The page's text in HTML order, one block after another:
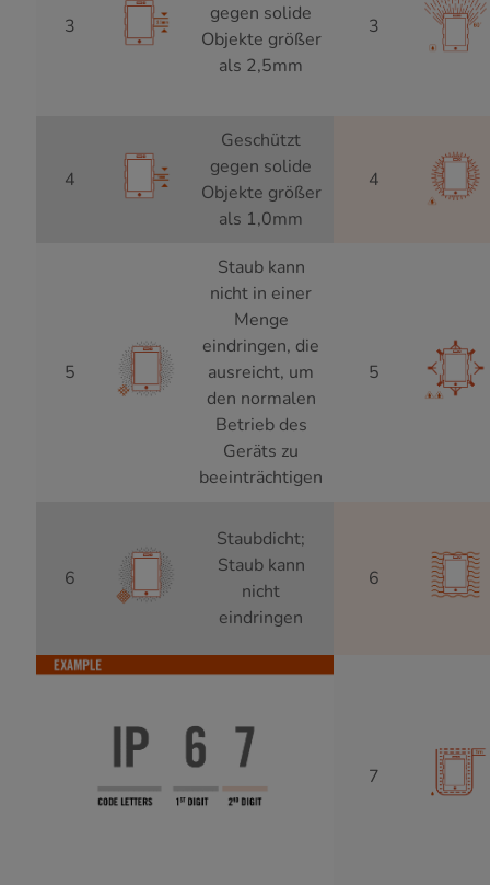
3
gegen solide
Objekte größer
als 2,5mm
3
4
Geschützt
gegen solide
Objekte größer
als 1,0mm
4
5
Staub kann
nicht in einer
Menge
eindringen, die
ausreicht, um
den normalen
Betrieb des
Geräts zu
beeinträchtigen
5
6
Staubdicht;
Staub kann
nicht
eindringen
6
7